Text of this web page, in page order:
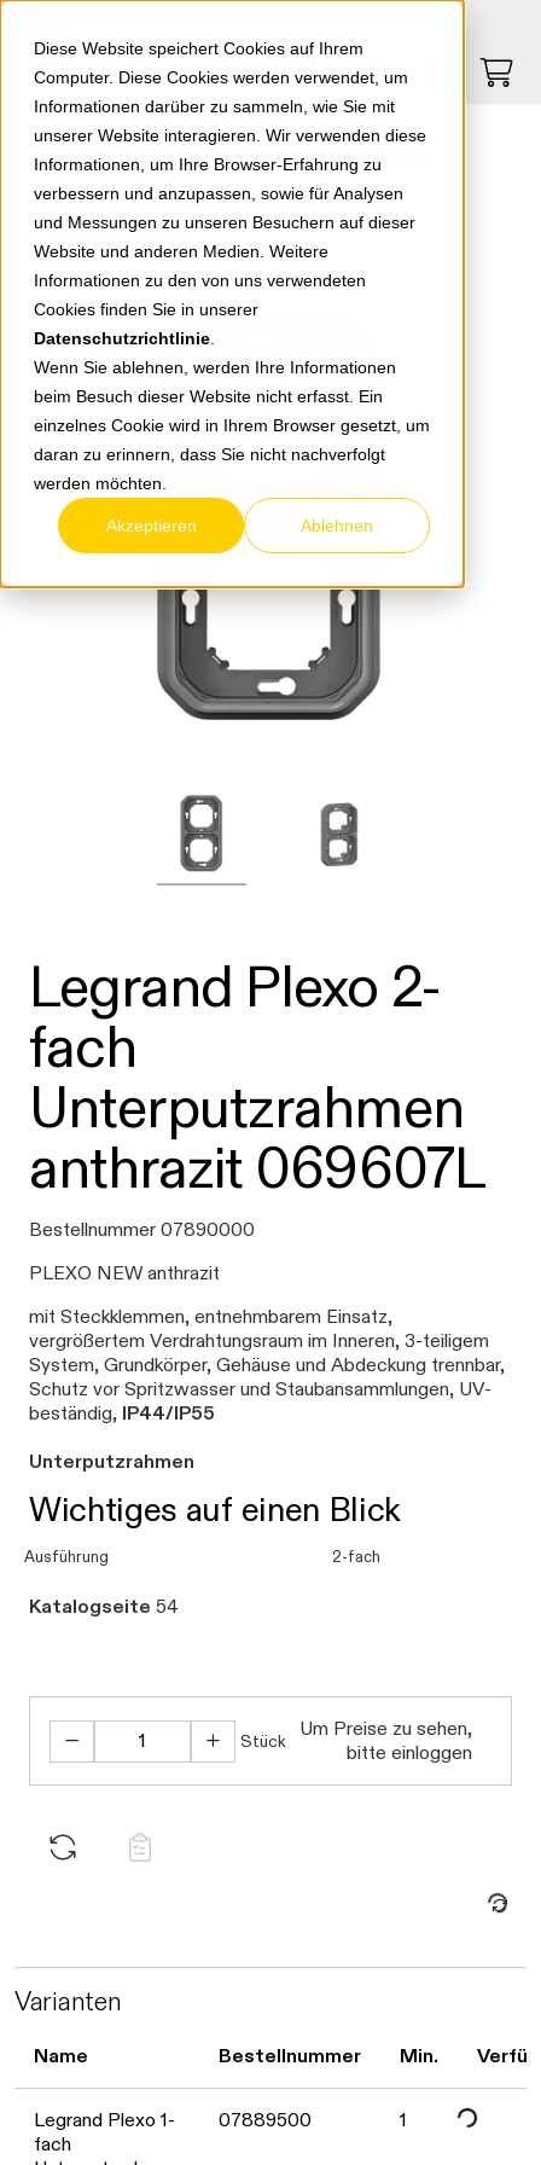
Diese Website speichert Cookies auf Ihrem
Computer. Diese Cookies werden verwendet, um
Informationen darüber zu sammeln, wie Sie mit
unserer Website interagieren. Wir verwenden diese
Informationen, um Ihre Browser-Erfahrung zu
verbessern und anzupassen, sowie für Analysen
und Messungen zu unseren Besuchern auf dieser
Website und anderen Medien. Weitere
Informationen zu den von uns verwendeten
Cookies finden Sie in unserer
Datenschutzrichtlinie
Wenn Sie ablehnen, werden Ihre Informationen
beim Besuch dieser Website nicht erfasst. Ein
einzelnes Cookie wird in Ihrem Browser gesetzt, um
daran zu erinnern, dass Sie nicht nachverfolgt
werden möchten.
Akzeptieren Ablehnen
Springe zu Hauptinhalt Springe zum Footer
0
zurück zur Übersicht
Legrand Plexo 2-
fach
Unterputzrahmen
anthrazit 069607L
Bestellnummer 07890000
PLEXO NEW anthrazit
mit Steckklemmen, entnehmbarem Einsatz,
vergrößertem Verdrahtungsraum im Inneren, 3-teiligem
System, Grundkörper, Gehäuse und Abdeckung trennbar,
Schutz vor Spritzwasser und Staubansammlungen, UV-
beständig, IP44/IP55
Unterputzrahmen
Wichtiges auf einen Blick
Ausführung 2-fach
Katalogseite 54
Stück
Um Preise zu sehen,
bitte einloggen
Daten werden geladen. Bitte warten...
Varianten
Name Bestellnummer Min.
Legrand Plexo 1-
fach
07889500 1
Daten werden geladen. Bitte warten...